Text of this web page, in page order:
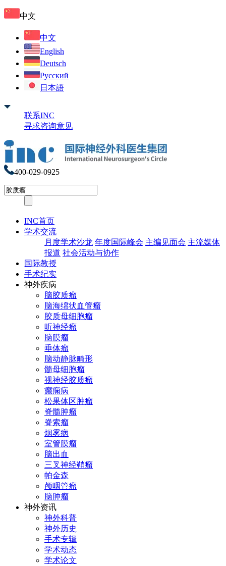
中文
中文
English
Deutsch
Русский
日本語
联系INC
寻求咨询意见
400-029-0925
INC首页
学术交流
月度学术沙龙 年度国际峰会 主编见面会 主流媒体
报道 社会活动与协作
国际教授
手术纪实
神外疾病
脑胶质瘤
脑海绵状血管瘤
胶质母细胞瘤
听神经瘤
脑膜瘤
垂体瘤
脑动静脉畸形
髓母细胞瘤
视神经胶质瘤
癫痫病
松果体区肿瘤
脊髓肿瘤
脊索瘤
烟雾病
室管膜瘤
脑出血
三叉神经鞘瘤
帕金森
颅咽管瘤
脑肿瘤
神外资讯
神外科普
神外历史
手术专辑
学术动态
学术论文